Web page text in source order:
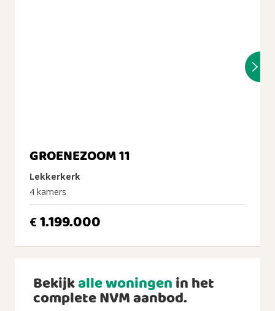
GROENEZOOM 11
Lekkerkerk
4 kamers
€1.199.000
Bekijkalle woningenin het
complete NVM aanbod.